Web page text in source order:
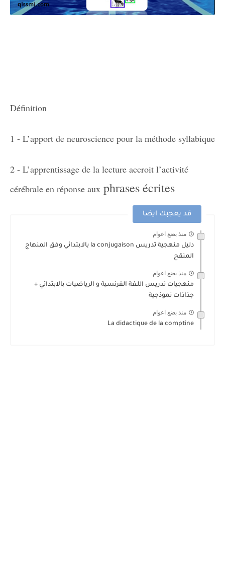
Définition
1 - L’apport de neuroscience pour la méthode syllabique
2 - L’apprentissage de la lecture accroit l’activité
cérébrale en réponse aux phrases écrites
قد يعجبك ايضا
منذ بضع اعوام
دليل منهجية تدريس la conjugaison بالابتدائي وفق المنهاج
المنقح
منذ بضع اعوام
منهجيات تدريس اللغة الفرنسية و الرياضيات بالابتدائي +
جذاذات نموذجية
منذ بضع اعوام
La didactique de la comptine